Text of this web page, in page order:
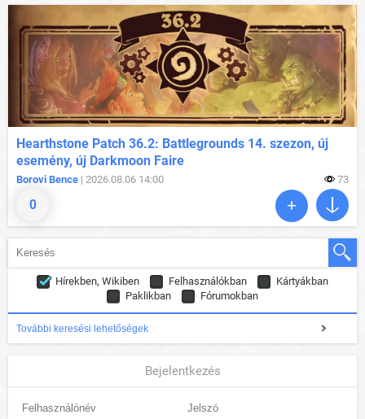
0
Hearthstone Patch 36.2: Battlegrounds 14. szezon, új
esemény, új Darkmoon Faire
Borovi Bence | 2026.08.06 14:00 73
Hírekben, Wikiben Felhasználókban
Kártyákban
Paklikban
Fórumokban
További keresési lehetőségek
Bejelentkezés